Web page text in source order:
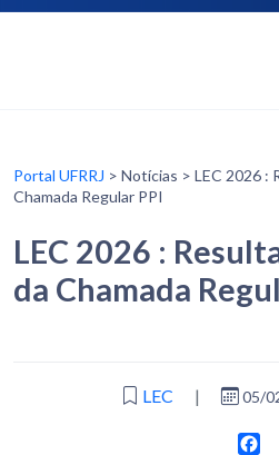
Portal UFRRJ > Notícias > LEC 2026 :
Chamada Regular PPI
LEC 2026 :
da Chamada
LEC | 05/